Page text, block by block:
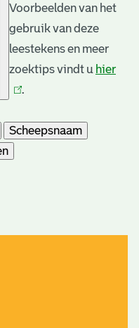
Voorbeelden van het
gebruik van deze
leestekens en meer
zoektips vindt u hier
.
Scheepsnaam